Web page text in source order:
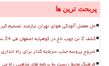
پربحث ترین ها
حل معضل آلودگی هوای تهران نیازمند تصمیم
کشف 2 تن چوب تاغ در کوهپایه اصفهان طی 24 ساعت اخیر 8 نفر دستگیر شدند
شروع پروسه جذب سرمایه گذار برای راه اندازی زباله سوز